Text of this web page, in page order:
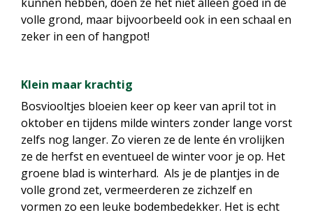
volle grond, maar bijvoorbeeld ook in een schaal en
zeker in een of hangpot!
Klein maar krachtig
Bosviooltjes bloeien keer op keer van april tot in
oktober en tijdens milde winters zonder lange vorst
zelfs nog langer. Zo vieren ze de lente én vrolijken
ze de herfst en eventueel de winter voor je op. Het
groene blad is winterhard. Als je de plantjes in de
volle grond zet, vermeerderen ze zichzelf en
vormen zo een leuke bodembedekker. Het is echt